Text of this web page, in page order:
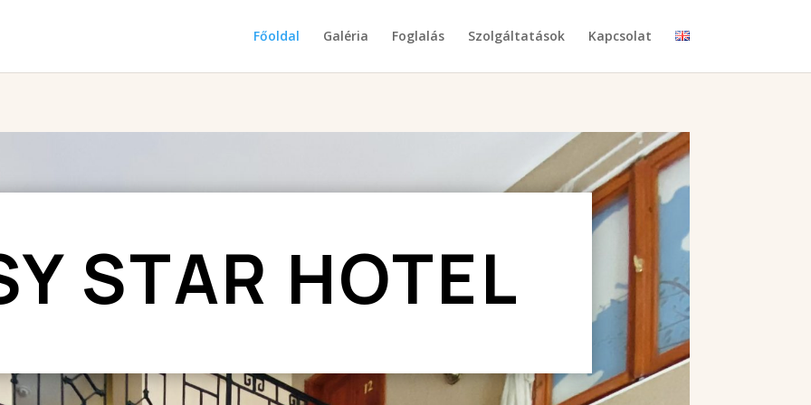
Főoldal Galéria Foglalás Szolgáltatások Kapcsolat
STAR HOTEL